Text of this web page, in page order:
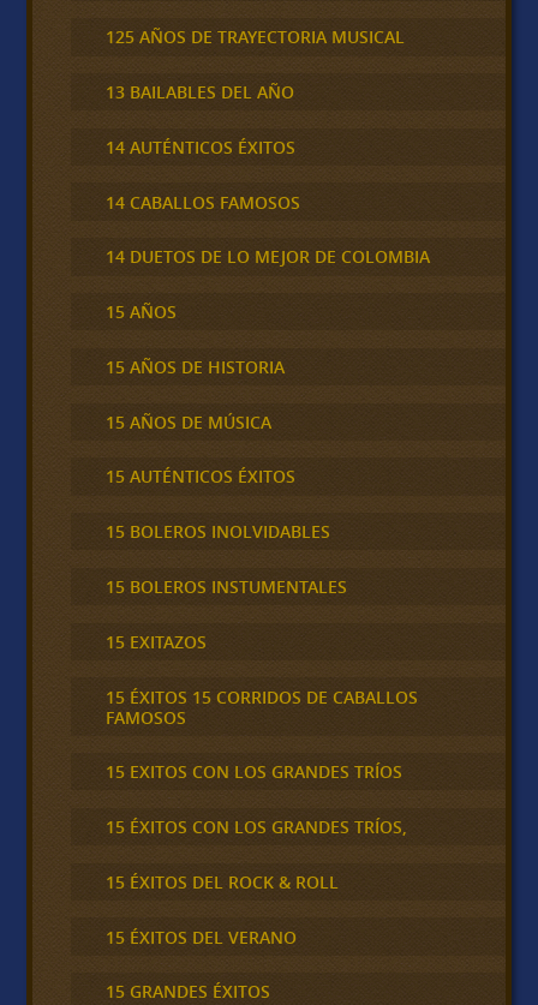
125 AÑOS DE TRAYECTORIA MUSICAL
13 BAILABLES DEL AÑO
14 AUTÉNTICOS ÉXITOS
14 CABALLOS FAMOSOS
14 DUETOS DE LO MEJOR DE COLOMBIA
15 AÑOS
15 AÑOS DE HISTORIA
15 AÑOS DE MÚSICA
15 AUTÉNTICOS ÉXITOS
15 BOLEROS INOLVIDABLES
15 BOLEROS INSTUMENTALES
15 EXITAZOS
15 ÉXITOS 15 CORRIDOS DE CABALLOS
FAMOSOS
15 EXITOS CON LOS GRANDES TRÍOS
15 ÉXITOS CON LOS GRANDES TRÍOS,
15 ÉXITOS DEL ROCK & ROLL
15 ÉXITOS DEL VERANO
15 GRANDES ÉXITOS